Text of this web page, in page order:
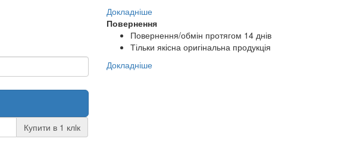
Купити в 1 клiк
Докладніше
Повернення
Повернення/обмін протягом 14 днів
Тільки якісна оригінальна продукція
Докладніше